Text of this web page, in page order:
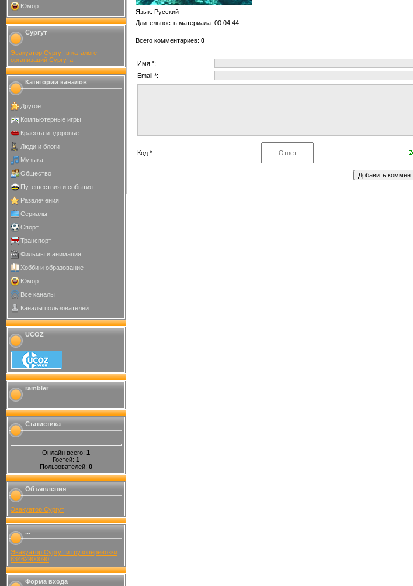
Юмор
Сургут
Эвакуатор Сургут в каталоге
организаций Сургута
Категории каналов
Другое
Компьютерные игры
Красота и здоровье
Люди и блоги
Музыка
Общество
Путешествия и события
Развлечения
Сериалы
Спорт
Транспорт
Фильмы и анимация
Хобби и образование
Юмор
Все каналы
Каналы пользователей
UCOZ
rambler
Статистика
Онлайн всего: 1
Гостей: 1
Пользователей: 0
Объявления
Эвакуатор Сургут
...
Эвакуатор Сургут и грузоперевозки
83462900090
Форма входа
Язык: Русский
Длительность материала: 00:04:44
Всего комментариев: 0
Имя *:
Email *:
Код *: